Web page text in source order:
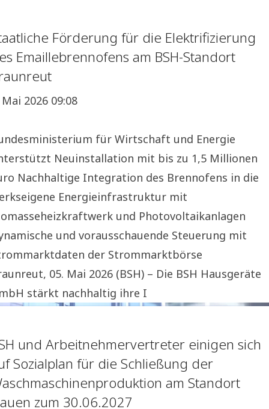
Förderung für die Elektrifizierung
Emaillebrennofens am BSH-Standort
2026 09:08
für Wirtschaft und Energie
Neuinstallation mit bis zu 1,5 Millionen
Nachhaltige Integration des Brennofens in die
Energieinfrastruktur mit
und Photovoltaikanlagen
und vorausschauende Steuerung mit
der Strommarktbörse
05. Mai 2026 (BSH) – Die BSH Hausgeräte
stärkt nachhaltig ihre I
und Arbeitnehmervertreter einigen sich
Sozialplan für die Schließung der
am Standort
zum 30.06.2027